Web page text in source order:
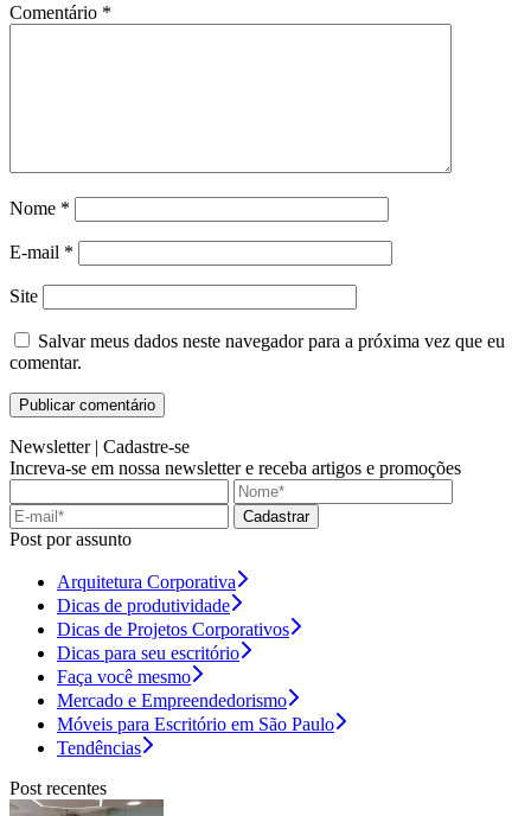
Comentário *
Nome *
E-mail *
Site
Salvar meus dados neste navegador para a próxima vez que eu
comentar.
Newsletter | Cadastre-se
Increva-se em nossa newsletter e receba artigos e promoções
Cadastrar
Post por assunto
Arquitetura Corporativa
Dicas de produtividade
Dicas de Projetos Corporativos
Dicas para seu escritório
Faça você mesmo
Mercado e Empreendedorismo
Móveis para Escritório em São Paulo
Tendências
Post recentes